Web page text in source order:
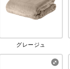
グレージュ